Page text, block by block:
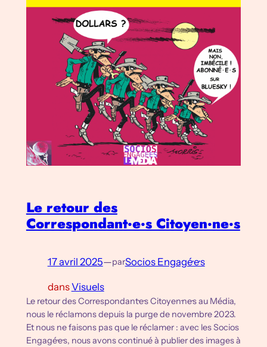
Le retour des
Correspondant·e·s Citoyen·ne·s
17 avril 2025—parSocios Engagé·e·s
dansVisuels
Le retour des Correspondant·e·s Citoyen·ne·s au Média,
nous le réclamons depuis la purge de novembre 2023.
Et nous ne faisons pas que le réclamer : avec les Socios
Engagé·e·s, nous avons continué à publier des images à